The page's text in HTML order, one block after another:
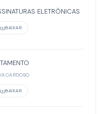
ELETRÔNICAS
BAIXAR
CARDOSO
BAIXAR